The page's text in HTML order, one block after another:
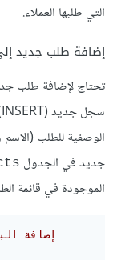
التي طلبها العملاء.
إضافة طلب جديد
تحتاج لإضافة طلب
سجل جديد (INSERT) في الجدول
الوصفية للطلب
جديد في الجدول
الموجودة في قائمة